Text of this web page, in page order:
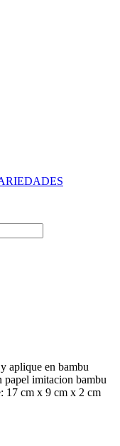
aplique en bambu
papel imitacion bambu
17 cm x 9 cm x 2 cm